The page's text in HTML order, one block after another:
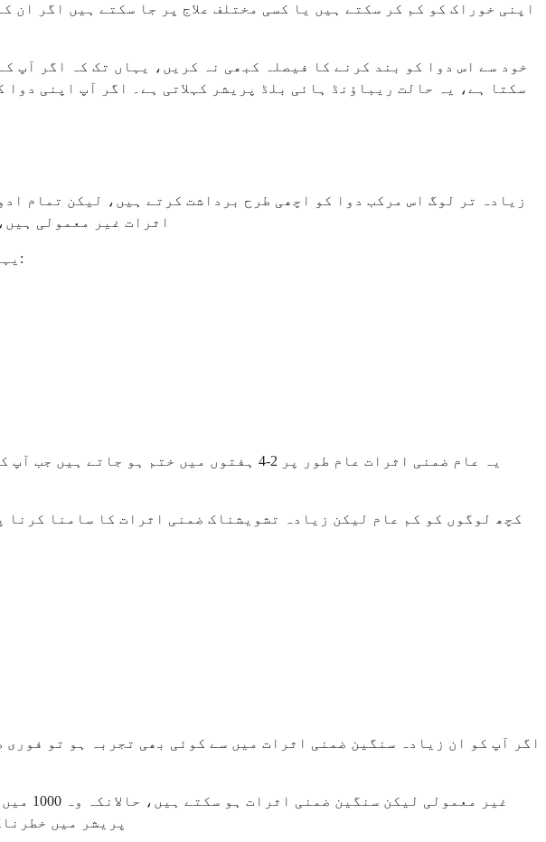
اپنی خوراک کو کم کر سکتے ہیں یا کسی مختلف علاج پر جا سکتے ہیں اگر
خود سے اس دوا کو بند کرنے کا فیصلہ کبھی نہ کریں، یہاں تک کہ اگر آپ
سکتا ہے، یہ حالت ریباؤنڈ ہائی بلڈ پریشر کہلاتی ہے۔ اگر آپ اپنی
زیادہ تر لوگ اس مرکب دوا کو اچھی طرح برداشت کرتے ہیں، لیکن تمام
اثرات غیر معمولی
یہاں سب سے عام ضمنی اثرات ہیں جو آپ کو ہو سکتے ہیں جب آپ کا جسم اس دوا کے مطابق ہو جاتا ہے:
یہ عام ضمنی اثرات عام طور پر 2-4 ہفتوں
کچھ لوگوں کو کم عام لیکن زیادہ تشویشناک ضمنی اثرات کا سامنا
اگر آپ کو ان زیادہ سنگین ضمنی اثرات میں سے کوئی بھی تجربہ ہو تو
پریشر میں